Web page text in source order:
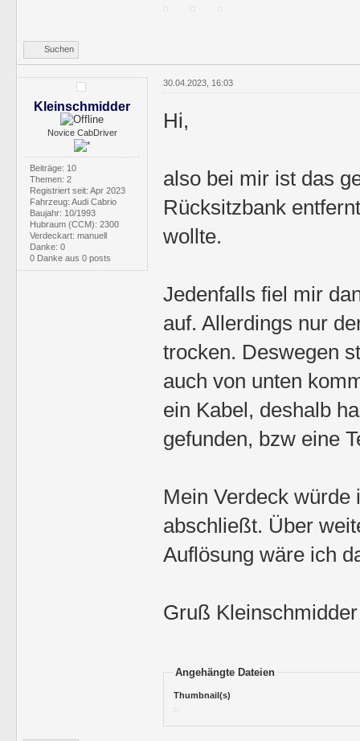
Suchen
Kleinschmidder
Novice CabDriver
Beiträge: 10
Themen: 2
Registriert seit: Apr 2023
Fahrzeug: Audi Cabrio
Baujahr: 10/1993
Hubraum (CCM): 2300
Verdeckart: manuell
Danke: 0
0 Danke aus 0 posts
30.04.2023, 16:03
Hi,
also bei mir ist das
Rücksitzbank
wollte.
Jedenfalls fiel mir
auf. Allerdings nur
trocken. Deswegen
auch von unten
ein Kabel, deshalb
gefunden, bzw eine
Mein Verdeck
abschließt. Über
Auflösung wäre ich
Gruß Kleinschmidder
Angehängte Dateien
Thumbnail(s)